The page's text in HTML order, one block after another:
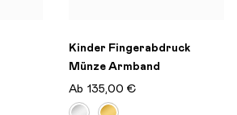
Kinder Fingerabdruck
Münze Armband
Ab 135,00 €